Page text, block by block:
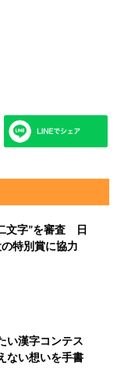
文字”を審査 日
特別賞に協力
い漢字コンテス
ない想いを手書